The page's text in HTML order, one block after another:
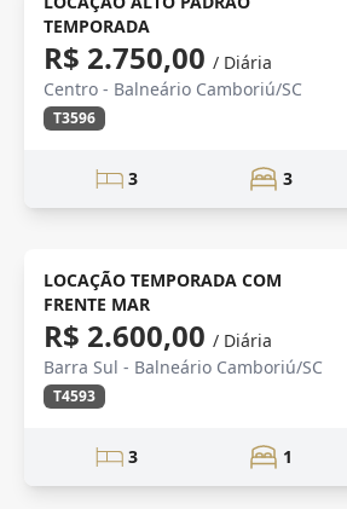
TEMPORADA
R$ 2.750,00 / Diária
Centro - Balneário Camboriú/SC
T3596
3 3
LOCAÇÃO TEMPORADA COM
FRENTE MAR
R$ 2.600,00 / Diária
Barra Sul - Balneário Camboriú/SC
T4593
3 1